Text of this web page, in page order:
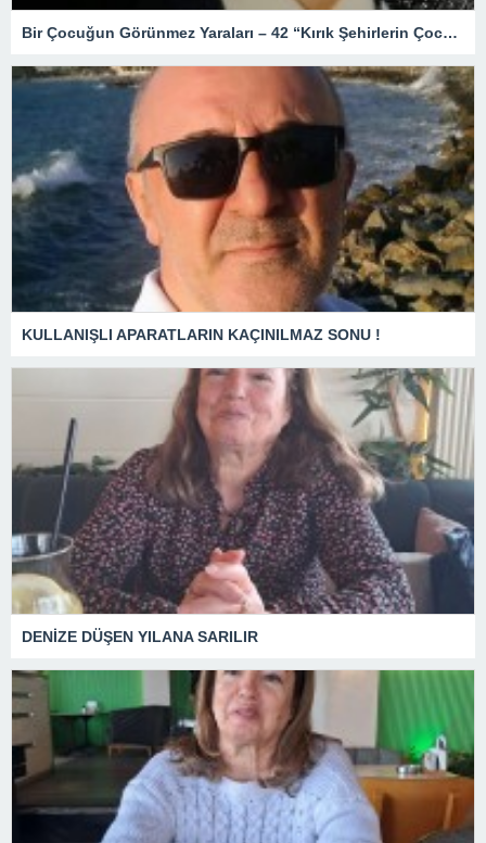
Bir Çocuğun Görünmez Yaraları – 42 “Kırık Şehirlerin Çocukları”
KULLANIŞLI APARATLARIN KAÇINILMAZ SONU !
DENİZE DÜŞEN YILANA SARILIR